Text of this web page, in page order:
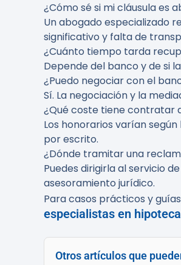
¿Cómo sé si mi cláusula es
Un abogado especializado
significativo y falta de
¿Cuánto tiempo tarda
Depende del banco y de si
¿Puedo negociar con el
Sí. La negociación y la
¿Qué coste tiene contratar
Los honorarios varían
por escrito.
¿Dónde tramitar una
Puedes dirigirla al servicio
asesoramiento jurídico.
Para casos prácticos y
especialistas en
Otros artículos que